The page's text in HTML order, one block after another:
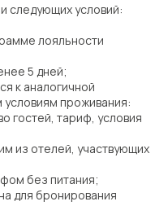
следующих условий:
лояльности
5 дней;
к аналогичной
проживания:
гостей, тариф, условия
из отелей, участвующих
без питания;
для бронирования